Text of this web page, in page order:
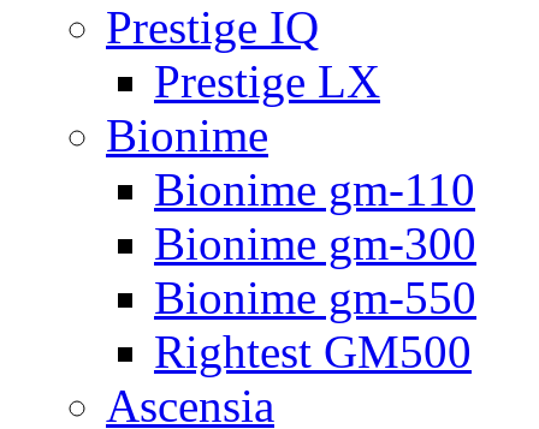
Prestige IQ
Prestige LX
Bionime
Bionime gm-110
Bionime gm-300
Bionime gm-550
Rightest GM500
Ascensia